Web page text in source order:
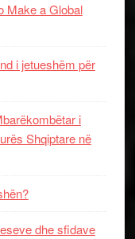
Make a Global
i jetueshëm për
i
Shqiptare në
dhe sfidave